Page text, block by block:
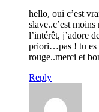
hello, oui c’est
slave..c’est
l’intérêt, j’adore
priori…pas ! tu es
rouge..merci et
Reply